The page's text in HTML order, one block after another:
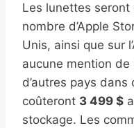
Les lunettes
nombre d’Apple
Unis, ainsi que sur
aucune mention
d’autres pays dans
coûteront 3 499 $
stockage. Les